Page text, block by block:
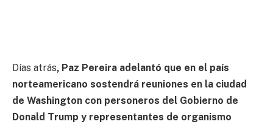
Días atrás, Paz Pereira adelantó que en el país
norteamericano sostendrá reuniones en la ciudad
de Washington con personeros del Gobierno de
Donald Trump y representantes de organismo